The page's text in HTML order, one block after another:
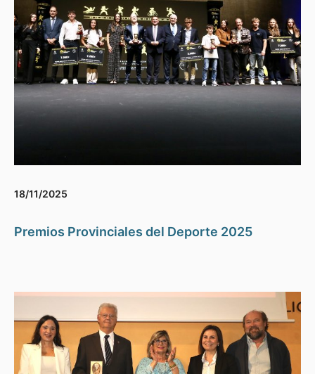
18/11/2025
Premios Provinciales del Deporte 2025